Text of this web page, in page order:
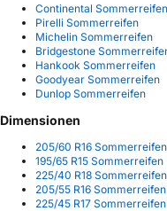
Continental Sommerreifen
Pirelli Sommerreifen
Michelin Sommerreifen
Bridgestone
Hankook Sommerreifen
Goodyear Sommerreifen
Dunlop Sommerreifen
Dimensionen
205/60 R16 Sommerreifen
195/65 R15 Sommerreifen
225/40 R18 Sommerreifen
205/55 R16 Sommerreifen
225/45 R17 Sommerreifen